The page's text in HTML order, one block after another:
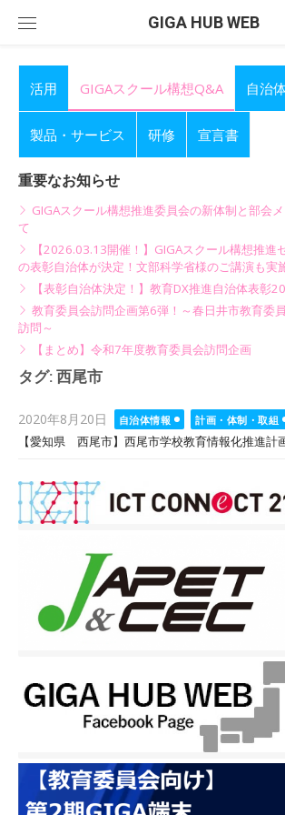
GIGA HUB WEB
活用 GIGAスクール構想Q&A 自治
製品・サービス 研修 宣言書
重要なお知らせ
GIGAスクール構想推進委員会の新体制と部会
て
【2026.03.13開催！】GIGAスクール構想推進
の表彰自治体が決定！文部科学省様のご講演も実
【表彰自治体決定！】教育DX推進自治体表彰
教育委員会訪問企画第6弾！～春日井市教育
訪問～
【まとめ】令和7年度教育委員会訪問企画
タグ: 西尾市
Posted
on
2020年8月20日 自治体情報
計画・体制・取組
【愛知県 西尾市】西尾市学校教育情報化推進計